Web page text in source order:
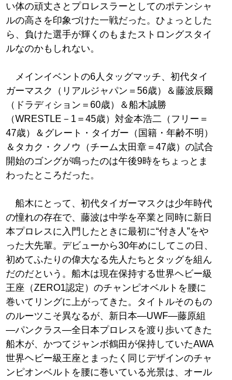
い体の頑丈さとプロレスラーとしてのポテンシャ
ルの高さを印象づけた一戦だった。ひょっとした
ら、負けた選手が輝くのもまたストロングスタイ
ルなのかもしれない。
メインイベントの6人タッグマッチ、初代タイ
ガーマスク（リアルジャパン＝56歳）＆藤波辰爾
（ドラディション＝60歳）＆船木誠勝
（WRESTLE－1＝45歳）対金本浩二（フリー＝
47歳）＆グレート・タイガー（国籍・年齢不明）
＆タカク・クノウ（チーム太田章＝47歳）の試合
開始のゴングが鳴ったのは午後9時をちょっとま
わったところだった。
船木にとって、初代タイガーマスクは少年時代
の憧れの存在で、藤波は中学を卒業と同時に新日
本プロレスに入門したときに最初に“付き人”をや
った大先輩。デビューから30年めにしてこの日、
初めてふたりの偉大なる先人たちとタッグを組ん
だのだという。船木は現在保持する世界ヘビー級
王座（ZERO1認定）のチャンピオベルトを腰に
巻いてリングに上がってきた。タイトルそのもの
のルーツこそ異なるが、新日本―UWF―藤原組
―パンクラス―全日本プロレスを渡り歩いてきた
船木が、かつてジャンボ鶴田が保持していたAWA
世界ヘビー級王座とまったく同じデザインのチャ
ンピオンベルトを腰に巻いている光景は、オール